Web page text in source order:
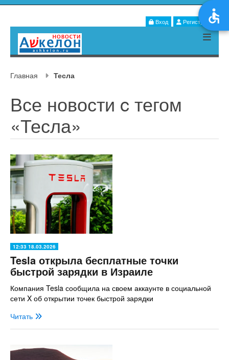
Вход Регистрация
Главная Тесла
Все новости c тегом
«Тесла»
12:33 18.03.2026
Tesla открыла бесплатные точки
быстрой зарядки в Израиле
Компания Tesla сообщила на своем аккаунте в социальной
сети X об открытии точек быстрой зарядки
Читать